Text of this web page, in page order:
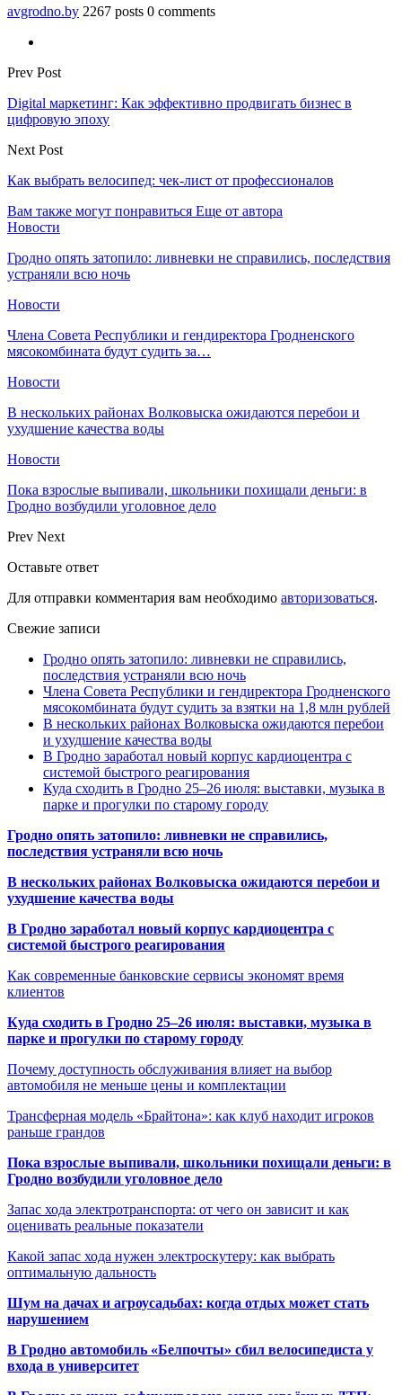
avgrodno.by 2267 posts 0 comments
Prev Post
Digital маркетинг: Как эффективно продвигать бизнес в
цифровую эпоху
Next Post
Как выбрать велосипед: чек-лист от профессионалов
Вам также могут понравиться Еще от автора
Новости
Гродно опять затопило: ливневки не справились, последствия
устраняли всю ночь
Новости
Члена Совета Республики и гендиректора Гродненского
мясокомбината будут судить за…
Новости
В нескольких районах Волковыска ожидаются перебои и
ухудшение качества воды
Новости
Пока взрослые выпивали, школьники похищали деньги: в
Гродно возбудили уголовное дело
Prev Next
Оставьте ответ
Для отправки комментария вам необходимо авторизоваться.
Свежие записи
Гродно опять затопило: ливневки не справились,
последствия устраняли всю ночь
Члена Совета Республики и гендиректора Гродненского
мясокомбината будут судить за взятки на 1,8 млн рублей
В нескольких районах Волковыска ожидаются перебои
и ухудшение качества воды
В Гродно заработал новый корпус кардиоцентра с
системой быстрого реагирования
Куда сходить в Гродно 25–26 июля: выставки, музыка в
парке и прогулки по старому городу
Гродно опять затопило: ливневки не справились,
последствия устраняли всю ночь
В нескольких районах Волковыска ожидаются перебои и
ухудшение качества воды
В Гродно заработал новый корпус кардиоцентра с
системой быстрого реагирования
Как современные банковские сервисы экономят время
клиентов
Куда сходить в Гродно 25–26 июля: выставки, музыка в
парке и прогулки по старому городу
Почему доступность обслуживания влияет на выбор
автомобиля не меньше цены и комплектации
Трансферная модель «Брайтона»: как клуб находит игроков
раньше грандов
Пока взрослые выпивали, школьники похищали деньги: в
Гродно возбудили уголовное дело
Запас хода электротранспорта: от чего он зависит и как
оценивать реальные показатели
Какой запас хода нужен электроскутеру: как выбрать
оптимальную дальность
Шум на дачах и агроусадьбах: когда отдых может стать
нарушением
В Гродно автомобиль «Белпочты» сбил велосипедиста у
входа в университет